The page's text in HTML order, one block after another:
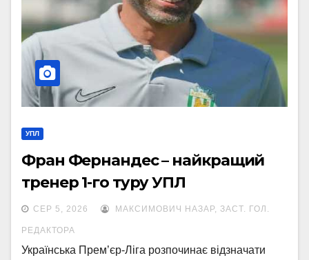
УПЛ
Фран Фернандес – найкращий
тренер 1-го туру УПЛ
СЕР 5, 2026 МАКСИМОВИЧ НАЗАР, ЗАСТ. ГОЛ.
РЕДАКТОРА
Українська Прем’єр-Ліга розпочинає відзначати